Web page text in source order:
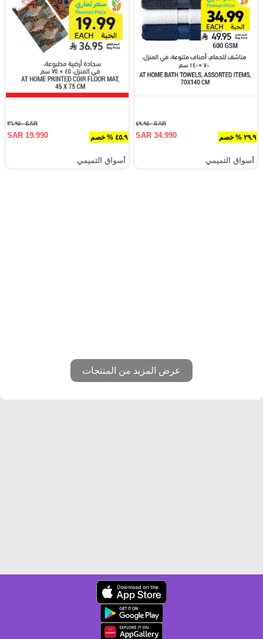
٢٩.٩ % خصم
SAR ٤٩.٩٥٠
SAR 34.990
أسواق التميمي
٤٥.٩ % خصم
SAR ٣٦.٩٥٠
SAR 19.990
أسواق التميمي
عرض المزيد من المنتجات